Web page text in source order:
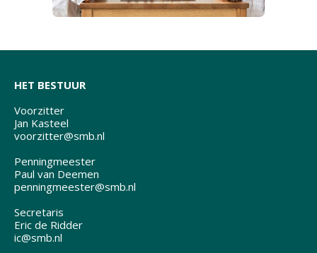
HET BESTUUR
Voorzitter
Jan Kasteel
voorzitter@smb.nl
Penningmeester
Paul van Deemen
penningmeester@smb.nl
Secretaris
Eric de Ridder
ic@smb.nl